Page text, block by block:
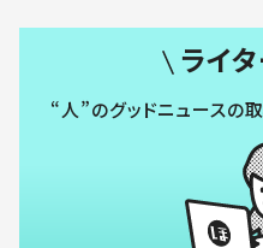
ライタ
“人”のグッドニュースの